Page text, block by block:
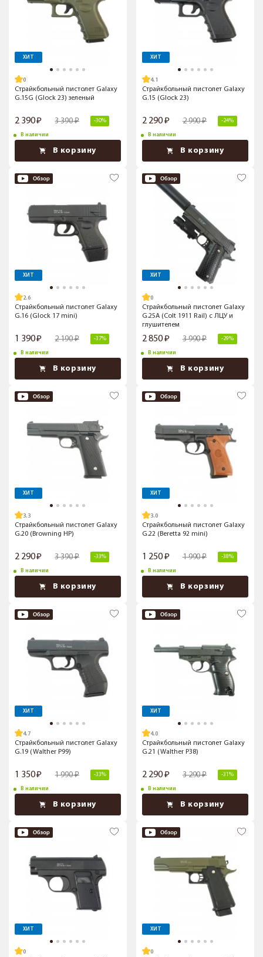
ХИТ
Страйкбольный пистолет Galaxy
G.15G (Glock 23) зеленый
2 390 3 390 -30%
В наличии
В корзину
ХИТ
4.1
Страйкбольный пистолет Galaxy
G.15 (Glock 23)
2 290 2 990 -24%
В наличии
В корзину
ХИТ
2.6
Страйкбольный пистолет Galaxy
G.16 (Glock 17 mini)
1 390 2 190 -37%
В наличии
В корзину
ХИТ
Страйкбольный пистолет Galaxy
G.25A (Colt 1911 Rail) с ЛЦУ и
глушителем
2 850 3 990 -29%
В наличии
В корзину
ХИТ
3.3
Страйкбольный пистолет Galaxy
G.20 (Browning HP)
2 290 3 390 -33%
В наличии
В корзину
ХИТ
3.0
Страйкбольный пистолет Galaxy
G.22 (Beretta 92 mini)
1 250 1 990 -38%
В наличии
В корзину
ХИТ
4.7
Страйкбольный пистолет Galaxy
G.19 (Walther P99)
1 350 1 990 -33%
В наличии
В корзину
ХИТ
4.0
Страйкбольный пистолет Galaxy
G.21 (Walther P38)
2 290 3 290 -31%
В наличии
В корзину
ХИТ ХИТ